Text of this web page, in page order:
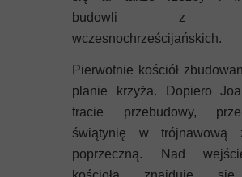
budowli z
wczesnochrześcijańskich.
Pierwotnie kościół
planie krzyża. Dopiero
tracie przebudowy,
świątynię w trójnawową
poprzeczną. Nad